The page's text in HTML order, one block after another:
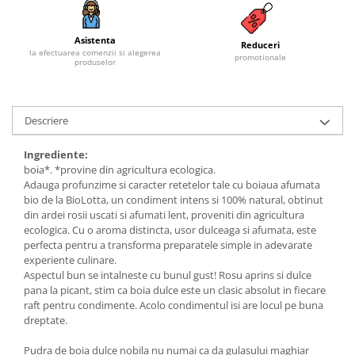
Indulcitori bio
Inghetata bio si decoratiuni
Masline bio si antipasti
Antipasti bio
Masline bio
Pesto bio
Musli si terci
Fulgi din cereale bio
Musli bio
Terci bio
Orez bio si leguminoase
Legume bio
Legume bio in conserva
Orez bio
Asistenta
la efectuarea comenzii si alegerea
produselor
Reduceri
promotionale
Descriere
Ingrediente:
boia*. *provine din agricultura ecologica.
Adauga profunzime si caracter retetelor tale cu boiaua afumata
bio de la BioLotta, un condiment intens si 100% natural, obtinut
din ardei rosii uscati si afumati lent, proveniti din agricultura
ecologica. Cu o aroma distincta, usor dulceaga si afumata, este
perfecta pentru a transforma preparatele simple in adevarate
experiente culinare.
Aspectul bun se intalneste cu bunul gust! Rosu aprins si dulce
pana la picant, stim ca boia dulce este un clasic absolut in fiecare
raft pentru condimente. Acolo condimentul isi are locul pe buna
dreptate.
Pudra de boia dulce nobila nu numai ca da gulasului maghiar